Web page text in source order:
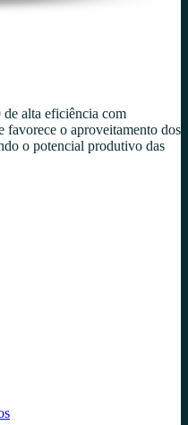
alta eficiência com
o aproveitamento dos
o potencial produtivo das